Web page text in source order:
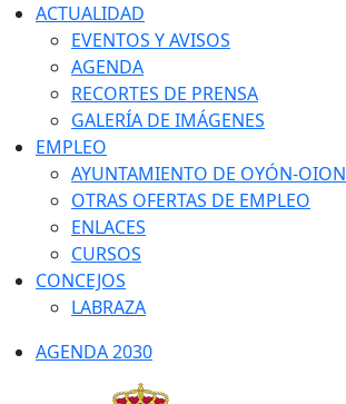
ACTUALIDAD
EVENTOS Y AVISOS
AGENDA
RECORTES DE PRENSA
GALERÍA DE IMÁGENES
EMPLEO
AYUNTAMIENTO DE OYÓN-OION
OTRAS OFERTAS DE EMPLEO
ENLACES
CURSOS
CONCEJOS
LABRAZA
AGENDA 2030